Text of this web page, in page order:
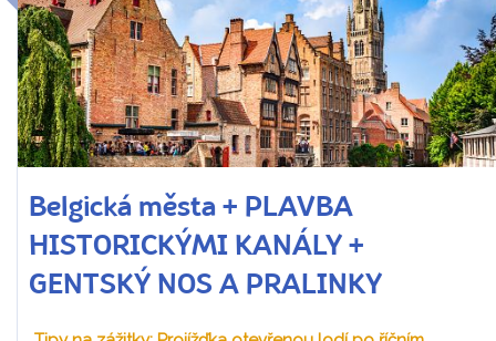
Belgická města + PLAVBA
HISTORICKÝMI KANÁLY +
GENTSKÝ NOS A PRALINKY